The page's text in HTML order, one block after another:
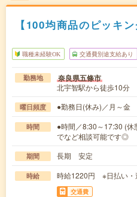
【100均商品のピッキ
職種未経験OK 交通費別途支給あり
勤務地 奈良県五條市
北宇智駅から徒歩10分
曜日頻度 ●勤務日(休み)／月～金
時間
●時間／8:30～17:30
でなど相談可能です◎
期間 長期 安定
時給 時給1220円 ※日払い・
交通費